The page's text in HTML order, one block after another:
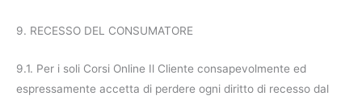
9. RECESSO DEL CONSUMATORE
9.1. Per i soli Corsi Online Il Cliente consapevolmente ed
espressamente accetta di perdere ogni diritto di recesso dal